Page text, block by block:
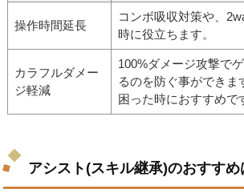
操作時間延長
コンボ吸収対策や、
時に役立ちます。
カラフルダメー
ジ軽減
100%ダメージ攻撃で
るのを防ぐ事ができま
困った時におすすめで
アシスト(スキル継承)のおすすめ